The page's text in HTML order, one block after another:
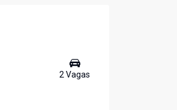
2Vagas